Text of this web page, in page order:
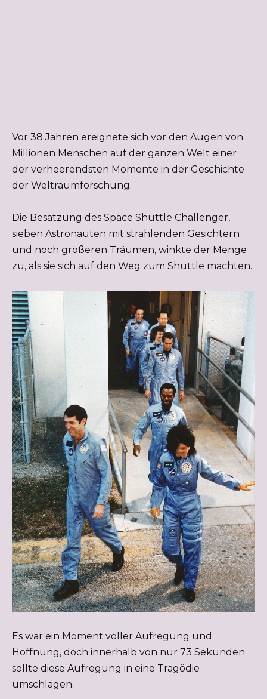
Vor 38 Jahren ereignete sich vor den Augen von
Millionen Menschen auf der ganzen Welt einer
der verheerendsten Momente in der Geschichte
der Weltraumforschung.
Die Besatzung des Space Shuttle Challenger,
sieben Astronauten mit strahlenden Gesichtern
und noch größeren Träumen, winkte der Menge
zu, als sie sich auf den Weg zum Shuttle machten.
Es war ein Moment voller Aufregung und
Hoffnung, doch innerhalb von nur 73 Sekunden
sollte diese Aufregung in eine Tragödie
umschlagen.